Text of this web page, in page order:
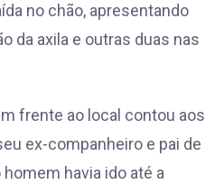
no chão, apresentando
da axila e outras duas nas
frente ao local contou aos
ex-companheiro e pai de
havia ido até a